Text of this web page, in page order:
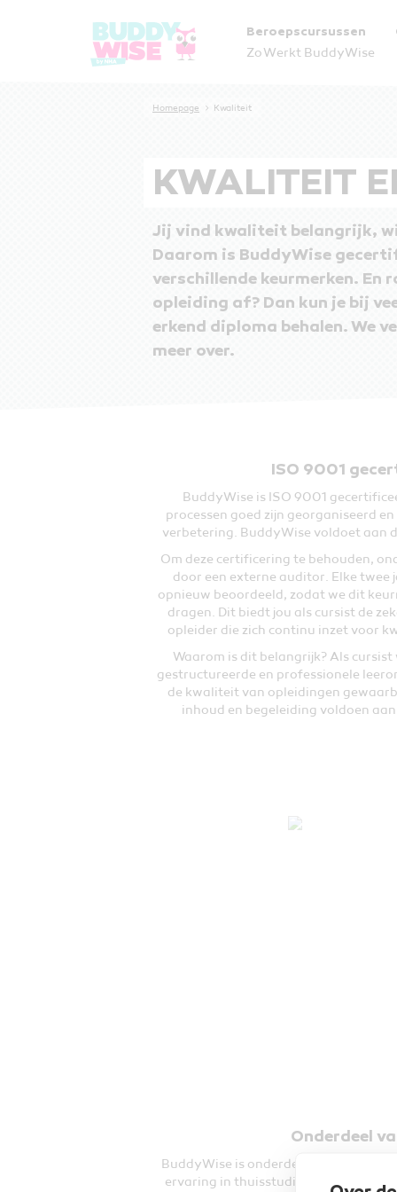
Beroepscursussen
Zo Werkt BuddyWise
Homepage Kwaliteit
KWALITEIT
Jij vind kwaliteit belangrijk,
Daarom is BuddyWise
verschillende keurmerken. En
opleiding af? Dan kun je bij
erkend diploma behalen. We
meer over.
ISO 9001
BuddyWise is ISO 9001
processen goed zijn georganiseerd
verbetering. BuddyWise voldoet aan
Om deze certificering te behouden,
door een externe auditor. Elke
opnieuw beoordeeld, zodat we dit
dragen. Dit biedt jou als cursist de
opleider die zich continu inzet voor
Waarom is dit belangrijk? Als cursist
gestructureerde en professionele
de kwaliteit van opleidingen
inhoud en begeleiding voldoen
Onderdeel
BuddyWise is onderdeel van
ervaring in thuisstudies. Dankzij deze